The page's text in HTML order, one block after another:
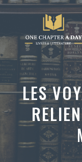
Aller
contenu
LES